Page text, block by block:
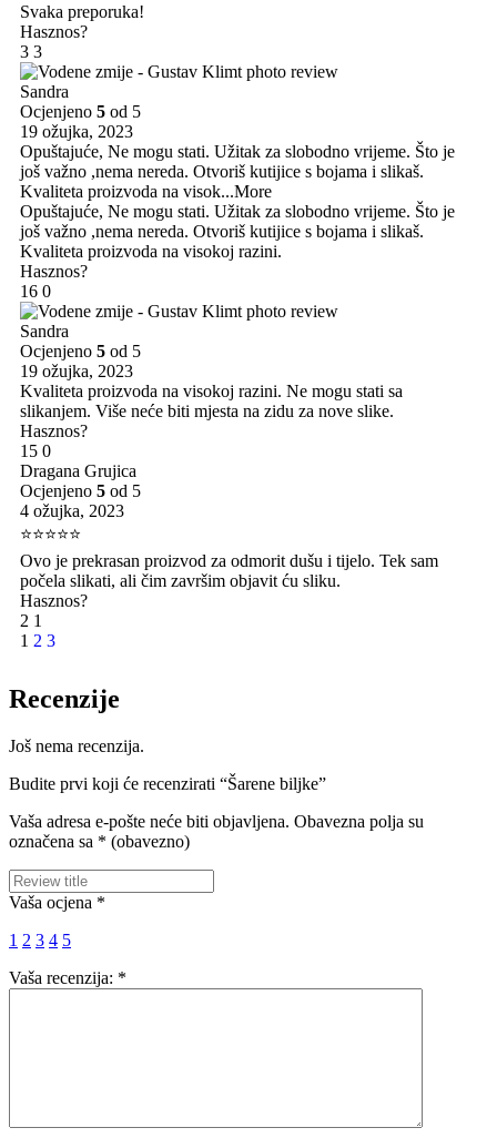
Svaka preporuka!
Hasznos?
3 3
Sandra
Ocjenjeno 5 od 5
19 ožujka, 2023
Opuštajuće, Ne mogu stati. Užitak za slobodno vrijeme. Što je
još važno ,nema nereda. Otvoriš kutijice s bojama i slikaš.
Kvaliteta proizvoda na visok...More
Opuštajuće, Ne mogu stati. Užitak za slobodno vrijeme. Što je
još važno ,nema nereda. Otvoriš kutijice s bojama i slikaš.
Kvaliteta proizvoda na visokoj razini.
Hasznos?
16 0
Sandra
Ocjenjeno 5 od 5
19 ožujka, 2023
Kvaliteta proizvoda na visokoj razini. Ne mogu stati sa
slikanjem. Više neće biti mjesta na zidu za nove slike.
Hasznos?
15 0
Dragana Grujica
Ocjenjeno 5 od 5
4 ožujka, 2023
⭐⭐⭐⭐⭐
Ovo je prekrasan proizvod za odmorit dušu i tijelo. Tek sam
počela slikati, ali čim završim objavit ću sliku.
Hasznos?
2 1
1 2 3
Recenzije
Još nema recenzija.
Budite prvi koji će recenzirati “Šarene biljke”
Vaša adresa e-pošte neće biti objavljena. Obavezna polja su
označena sa * (obavezno)
Vaša ocjena *
1 2 3 4 5
Vaša recenzija: *